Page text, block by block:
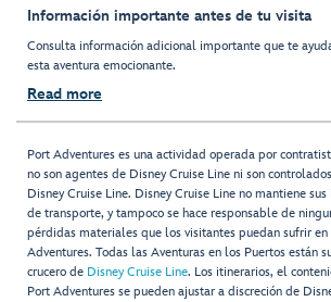
Información importante antes de tu visita
Consulta información adicional importante que te
esta aventura emocionante.
Read more
Port Adventures es una actividad operada por
no son agentes de Disney Cruise Line ni son
Disney Cruise Line. Disney Cruise Line no mantiene
de transporte, y tampoco se hace responsable de
pérdidas materiales que los visitantes puedan sufrir en
Adventures. Todas las Aventuras en los Puertos están
crucero de Disney Cruise Line. Los itinerarios, el
Port Adventures se pueden ajustar a discreción de